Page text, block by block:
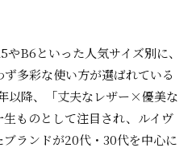
B6といった人気サイズ別に、
多彩な使い方が選ばれている
以降、「丈夫なレザー×優美な
ものとして注目され、ルイヴ
ランドが20代・30代を中心に